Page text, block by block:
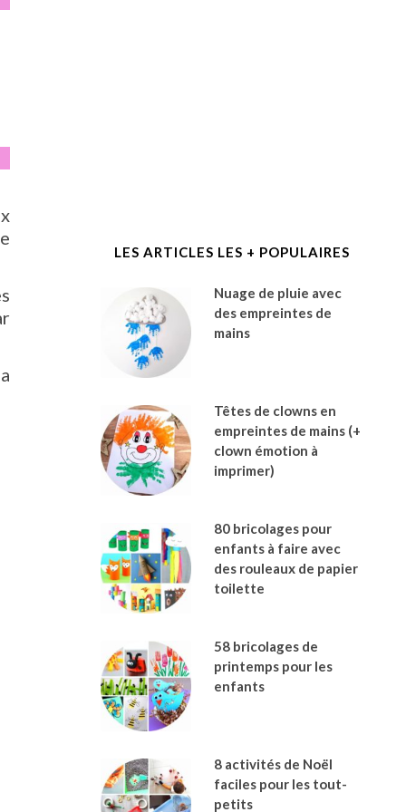
LES ARTICLES LES + POPULAIRES
Nuage de pluie avec
des empreintes de
mains
Têtes de clowns en
empreintes de mains (+
clown émotion à
imprimer)
80 bricolages pour
enfants à faire avec
des rouleaux de papier
toilette
58 bricolages de
printemps pour les
enfants
8 activités de Noël
faciles pour les tout-
petits